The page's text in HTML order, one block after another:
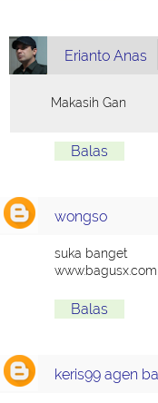
Erianto Anas
Makasih Gan
Balas
wongso
suka banget
www.bagusx.com
Balas
keris99 agen